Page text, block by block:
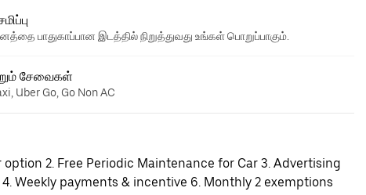
பாதுகாப்பான இடத்தில் நிறுத்துவது உங்கள் பொறுப்பாகும்.
சேவைகள்
Uber Go, Go Non AC
option 2. Free Periodic Maintenance for Car 3. Advertising
Weekly payments & incentive 6. Monthly 2 exemptions